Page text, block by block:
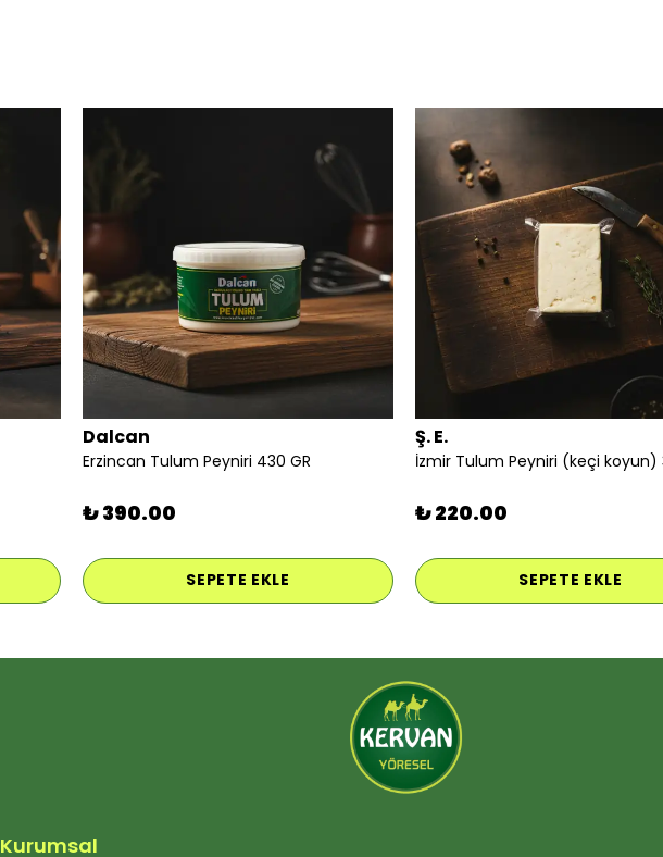
Dalcan
Erzincan Tulum Peyniri 430 GR
₺ 390.00
SEPETE EKLE
Ş. E.
₺ 220.00
SEPETE EKLE
Kurumsal